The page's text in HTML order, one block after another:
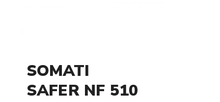
SOMATI
SAFER NF 510